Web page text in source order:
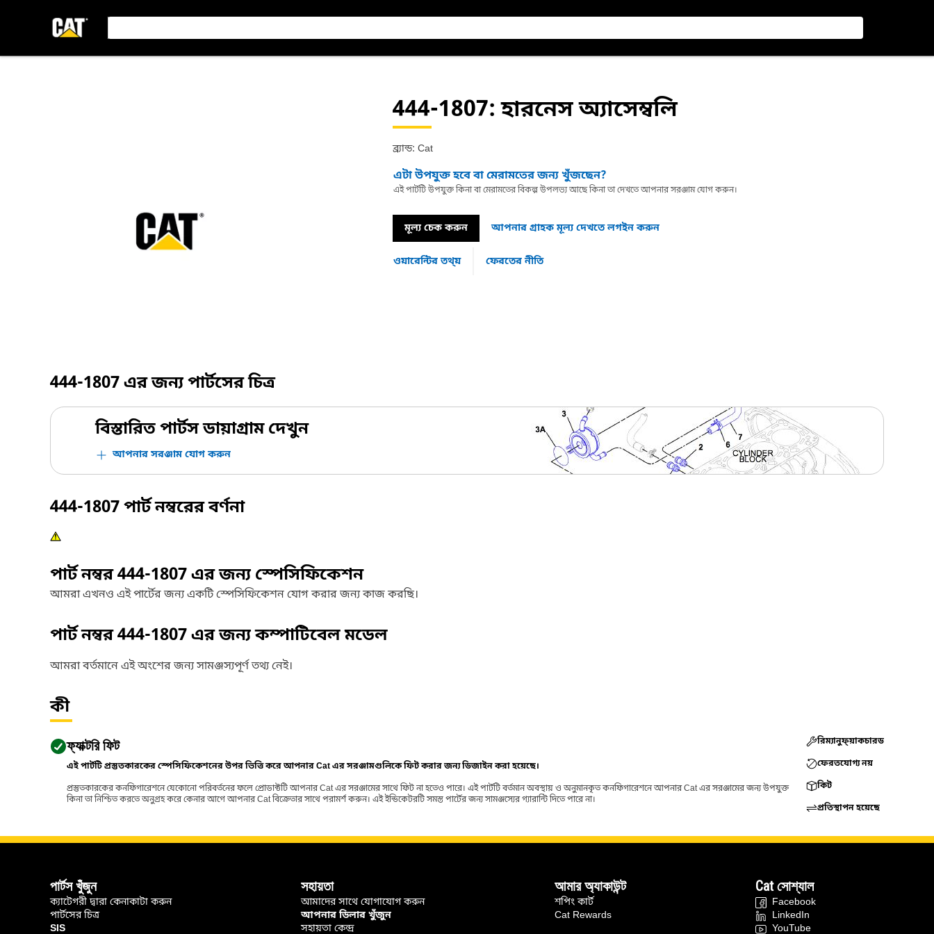
444-1807: হারনেস অ্যাসেম্বলি
ব্র্যান্ড: Cat
এটা উপযুক্ত হবে বা মেরামতের জন্য খুঁজছেন?
এই পার্টটি উপযুক্ত কিনা বা মেরামতের বিকল্প উপলভ্য আছে কিনা তা দেখতে আপনার সরঞ্জাম যোগ করুন।
মূল্য চেক করুন আপনার গ্রাহক মূল্য দেখতে লগইন করুন
ওয়ারেন্টির তথ্য় ফেরতের নীতি
444-1807এর জন্য পার্টসের চিত্র
বিস্তারিত পার্টস ডায়াগ্রাম দেখুন
আপনার সরঞ্জাম যোগ করুন
444-1807পার্ট নম্বরের বর্ণনা
পার্ট নম্বর444-1807এর জন্য স্পেসিফিকেশন
আমরা এখনও এই পার্টের জন্য একটি স্পেসিফিকেশন যোগ করার জন্য কাজ করছি।
পার্ট নম্বর444-1807এর জন্য কম্পাটিবেল মডেল
আমরা বর্তমানে এই অংশের জন্য সামঞ্জস্যপূর্ণ তথ্য নেই।
কী
ফ্যাক্টরি ফিট
এই পার্টটি প্রস্তুতকারকের স্পেসিফিকেশনের উপর ভিত্তি করে আপনার Cat এর সরঞ্জামগুলিকে ফিট করার জন্য ডিজাইন করা হয়েছে।
প্রস্তুতকারকের কনফিগারেশনে যেকোনো পরিবর্তনের ফলে প্রোডাক্টটি আপনার Cat এর সরঞ্জামের সাথে ফিট না হতেও পারে। এই পার্টটি বর্তমান অবস্থায় ও অনুমানকৃত কনফিগারেশনে আপনার Cat এর সরঞ্জামের জন্য উপযুক্ত
কিনা তা নিশ্চিত করতে অনুগ্রহ করে কেনার আগে আপনার Cat বিক্রেতার সাথে পরামর্শ করুন। এই ইন্ডিকেটরটি সমস্ত পার্টের জন্য সামঞ্জস্যের গ্যারান্টি দিতে পারে না।
রিম্যানুফ্য়াকচারড
ফেরতযোগ্য নয়
কিট
প্রতিস্থাপন হয়েছে
পার্টস খুঁজুন
ক্যাটেগরী দ্বারা কেনাকাটা করুন
পার্টসের চিত্র
SIS
সহায়তা
আমাদের সাথে যোগাযোগ করুন
আপনার ডিলার খুঁজুন
সহায়তা কেন্দ্র
আমার অ্যাকাউন্ট
শপিং কার্ট
Cat Rewards
Cat সোশ্যাল
Facebook
LinkedIn
YouTube